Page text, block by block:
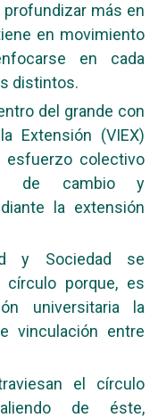
más en
en movimiento
en cada
distintos.
del grande con
Extensión (VIEX)
colectivo
de cambio y
la extensión
y Sociedad se
círculo porque, es
universitaria la
vinculación entre
el círculo
de éste,